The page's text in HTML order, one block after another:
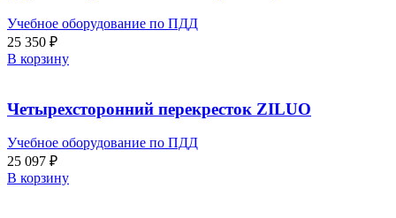
Учебное оборудование по ПДД
25 350 ₽
В корзину
Четырехсторонний перекресток ZILUO
Учебное оборудование по ПДД
25 097 ₽
В корзину